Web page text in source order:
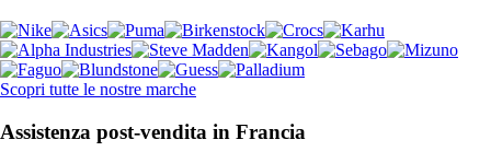
Scopri tutte le nostre marche
Assistenza post-vendita in Francia